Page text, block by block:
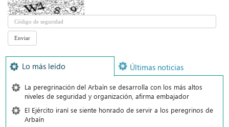
Lo más leído Últimas noticias
La peregrinación del Arbaín se desarrolla con los más altos
niveles de seguridad y organización, afirma embajador
El Ejército iraní se siente honrado de servir a los peregrinos de
Arbaín